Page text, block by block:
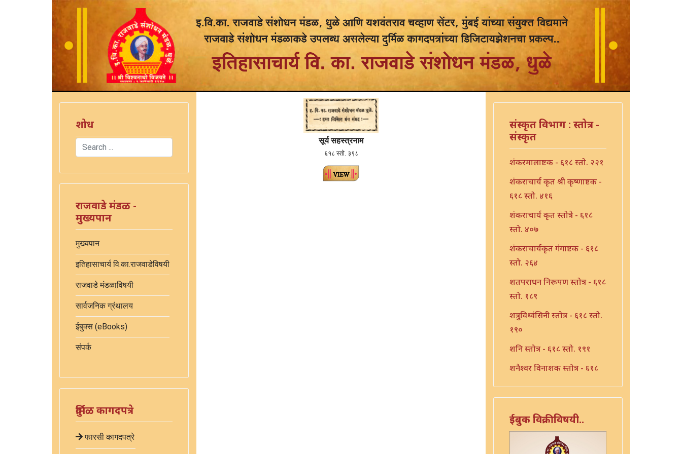
शोध
Search
राजवाडे मंडळ -
मुख्यपान
मुख्यपान
इतिहासाचार्य वि.का.राजवाडेविषयी
राजवाडे मंडळाविषयी
सार्वजनिक ग्रंथालय
ईबुक्स (eBooks)
संपर्क
दुर्मिळ कागदपत्रे
फारसी कागदपत्रे
सूर्य सहस्त्रनाम
६१८ स्तो. ३९८
संस्कृत विभाग : स्तोत्र -
संस्कृत
शंकरमालाष्टक - ६१८ स्तो. २२१
शंकराचार्य कृत श्री कृष्णाष्टक -
६१८ स्तो. ४१६
शंकराचार्य कृत स्तोत्रे - ६१८
स्तो. ४०७
शंकराचार्यकृत गंगाष्टक - ६१८
स्तो. २६४
शतपराधन निरूपण स्तोत्र - ६१८
स्तो. १८९
शत्रुविध्वंसिनी स्तोत्र - ६१८ स्तो.
१९०
शनि स्तोत्र - ६१८ स्तो. १९१
शनैश्वर विनाशक स्तोत्र - ६१८
शनैश्वर स्तोत्र - ६१८ स्तो. १९२
शाळग्राम स्तोत्र - ६१८ स्तो. १९५
शितला स्तोत्र - ६१८ स्तो. २२०
ईबुक विक्रीविषयी..